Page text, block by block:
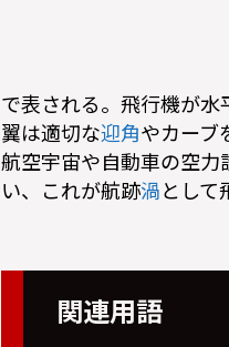
で表される。飛行機が
翼は適切な迎角やカーブ
航空宇宙や自動車の空
い、これが航跡渦として
関連用語